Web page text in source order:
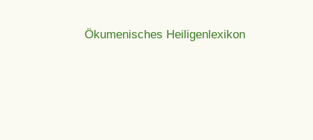
Ökumenisches Heiligenlexikon